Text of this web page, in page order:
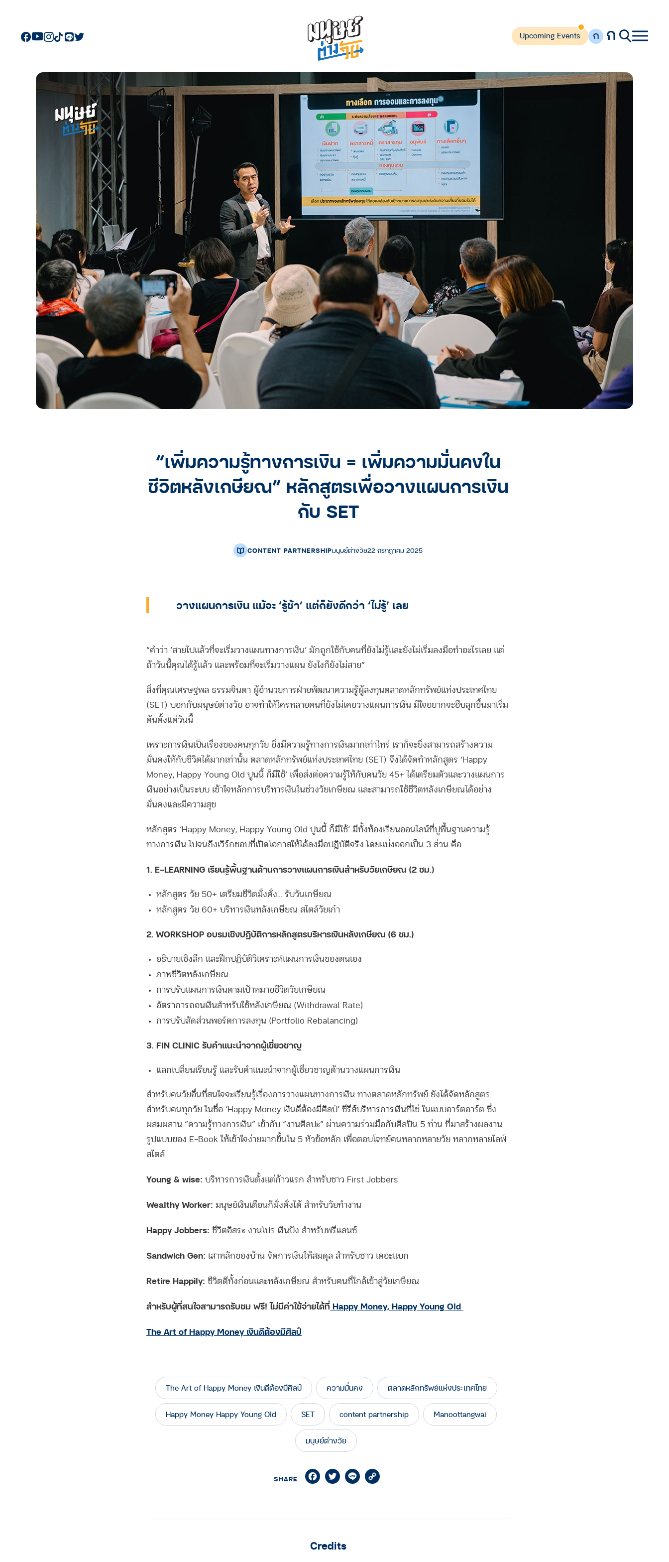
Upcoming Events ก ก
“เพิ่มความรู้ทางการเงิน = เพิ่มความมั่นคงใน
ชีวิตหลังเกษียณ” หลักสูตรเพื่อวางแผนการเงิน
กับ SET
CONTENT PARTNERSHIPมนุษย์ต่างวัย22 กรกฎาคม 2025
วางแผนการเงิน แม้จะ ‘รู้ช้า’ แต่ก็ยังดีกว่า ‘ไม่รู้’ เลย
“คำว่า ‘สายไปแล้วที่จะเริ่มวางแผนทางการเงิน’ มักถูกใช้กับคนที่ยังไม่รู้และยังไม่เริ่มลงมือทำอะไรเลย แต่
ถ้าวันนี้คุณได้รู้แล้ว และพร้อมที่จะเริ่มวางแผน ยังไงก็ยังไม่สาย”
สิ่งที่คุณเศรษฐพล ธรรมจินดา ผู้อำนวยการฝ่ายพัฒนาความรู้ผู้ลงทุนตลาดหลักทรัพย์แห่งประเทศไทย
(SET) บอกกับมนุษย์ต่างวัย อาจทำให้ใครหลายคนที่ยังไม่เคยวางแผนการเงิน มีใจอยากจะฮึบลุกขึ้นมาเริ่ม
ต้นตั้งแต่วันนี้
เพราะการเงินเป็นเรื่องของคนทุกวัย ยิ่งมีความรู้ทางการเงินมากเท่าไหร่ เราก็จะยิ่งสามารถสร้างความ
มั่นคงให้กับชีวิตได้มากเท่านั้น ตลาดหลักทรัพย์แห่งประเทศไทย (SET) จึงได้จัดทำหลักสูตร ‘Happy
Money, Happy Young Old ปูนนี้ ก็มีใช้’ เพื่อส่งต่อความรู้ให้กับคนวัย 45+ ได้เตรียมตัวและวางแผนการ
เงินอย่างเป็นระบบ เข้าใจหลักการบริหารเงินในช่วงวัยเกษียณ และสามารถใช้ชีวิตหลังเกษียณได้อย่าง
มั่นคงและมีความสุข
หลักสูตร ‘Happy Money, Happy Young Old ปูนนี้ ก็มีใช้’ มีทั้งห้องเรียนออนไลน์ที่ปูพื้นฐานความรู้
ทางการเงิน ไปจนถึงเวิร์กชอปที่เปิดโอกาสให้ได้ลงมือปฎิบัติจริง โดยแบ่งออกเป็น 3 ส่วน คือ
1. E-LEARNING เรียนรู้พื้นฐานด้านการวางแผนการเงินสำหรับวัยเกษียณ (2 ชม.)
หลักสูตร วัย 50+ เตรียมชีวิตมั่งคั่ง… รับวันเกษียณ
หลักสูตร วัย 60+ บริหารเงินหลังเกษียณ สไตล์วัยเก๋า
2. WORKSHOP อบรมเชิงปฏิบัติการหลักสูตรบริหารเงินหลังเกษียณ (6 ชม.)
อธิบายเชิงลึก และฝึกปฏิบัติวิเคราะห์แผนการเงินของตนเอง
ภาพชีวิตหลังเกษียณ
การปรับแผนการเงินตามเป้าหมายชีวิตวัยเกษียณ
อัตราการถอนเงินสำหรับใช้หลังเกษียณ (Withdrawal Rate)
การปรับสัดส่วนพอร์ตการลงทุน (Portfolio Rebalancing)
3. FIN CLINIC รับคำแนะนำจากผู้เชี่ยวชาญ
แลกเปลี่ยนเรียนรู้ และรับคำแนะนำจากผู้เชี่ยวชาญด้านวางแผนการเงิน
สำหรับคนวัยอื่นที่สนใจจะเรียนรู้เรื่องการวางแผนทางการเงิน ทางตลาดหลักทรัพย์ ยังได้จัดหลักสูตร
สำหรับคนทุกวัย ในชื่อ ‘Happy Money เงินดีต้องมีศิลป์’ ซีรีส์บริหารการเงินที่ใช่ ในแบบอาร์ตอาร์ต ซึ่ง
ผสมผสาน “ความรู้ทางการเงิน” เข้ากับ “งานศิลปะ” ผ่านความร่วมมือกับศิลปิน 5 ท่าน ที่มาสร้างผลงาน
รูปแบบของ E-Book ให้เข้าใจง่ายมากขึ้นใน 5 หัวข้อหลัก เพื่อตอบโจทย์คนหลากหลายวัย หลากหลายไลฟ์
สไตล์
Young & wise: บริหารการเงินตั้งแต่ก้าวแรก สำหรับชาว First Jobbers
Wealthy Worker: มนุษย์เงินเดือนก็มั่งคั่งได้ สำหรับวัยทำงาน
Happy Jobbers: ชีวิตอิสระ งานโปร เงินปัง สำหรับฟรีแลนซ์
Sandwich Gen: เสาหลักของบ้าน จัดการเงินให้สมดุล สำหรับชาว เดอะแบก
Retire Happily: ชีวิตดีทั้งก่อนและหลังเกษียณ สำหรับคนที่ใกล้เข้าสู่วัยเกษียณ
สำหรับผู้ที่สนใจสามารถรับชม ฟรี! ไม่มีค่าใช้จ่ายได้ที่ Happy Money, Happy Young Old
The Art of Happy Money เงินดีต้องมีศิลป์
The Art of Happy Money เงินดีต้องมีศิลป์ ความมั่นคง ตลาดหลักทรัพย์แห่งประเทศไทย
Happy Money Happy Young Old SET content partnership Manoottangwai
มนุษย์ต่างวัย
SHARE FacebookTwitterLine
Credits